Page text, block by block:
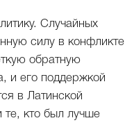
Случайных
силу в конфликте
обратную
и его поддержкой
в Латинской
те, кто был лучше